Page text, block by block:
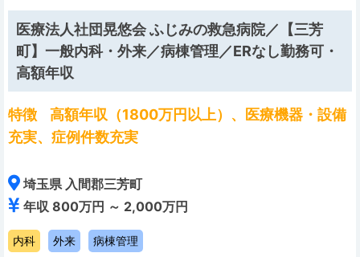
医療法人社団晃悠会 ふじみの救急病院／【三芳
町】一般内科・外来／病棟管理／ERなし勤務可・
高額年収
特徴 高額年収（1800万円以上）、医療機器・設備
充実、症例件数充実
埼玉県 入間郡三芳町
年収 800万円 ～ 2,000万円
内科 外来 病棟管理